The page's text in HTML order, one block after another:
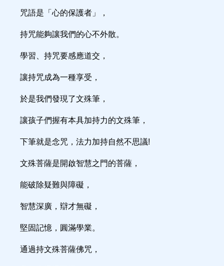
咒語是「心的保護者」，
持咒能夠讓我們的心不外散。
學習、持咒要感應道交，
讓持咒成為一種享受，
於是我們發現了文殊筆，
讓孩子們握有本具加持力的文殊筆，
下筆就是念咒，法力加持自然不思議!
文殊菩薩是開啟智慧之門的菩薩，
能破除疑難與障礙，
智慧深廣，辯才無礙，
堅固記憶，圓滿學業。
通過持文殊菩薩佛咒，